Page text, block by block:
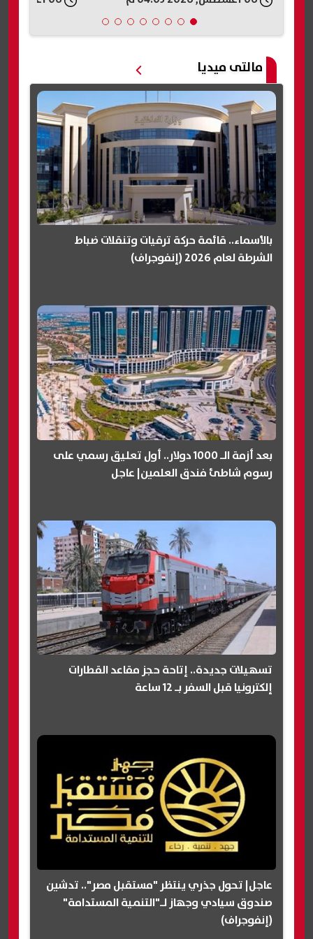
مالتى ميديا
بالأسماء.. قائمة حركة ترقيات وتنقلات ضباط
الشرطة لعام 2026 (إنفوجراف)
بعد أزمة الـ 1000 دولار.. أول تعليق رسمي على
رسوم شاطئ فندق العلمين| عاجل
تسهيلات جديدة.. إتاحة حجز مقاعد القطارات
إلكترونيا قبل السفر بـ 12 ساعة
عاجل| تحول جذري ينتظر "مستقبل مصر".. تدشين
صندوق سيادي وجهاز لـ"التنمية المستدامة"
(إنفوجراف)